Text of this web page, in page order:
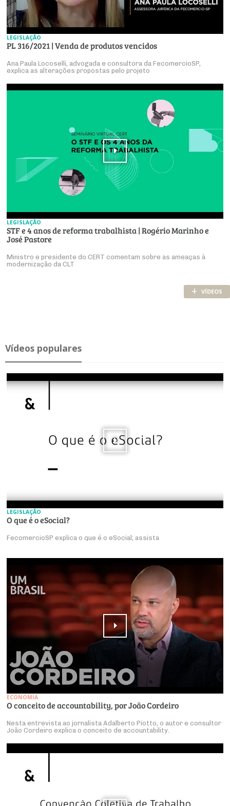
LEGISLAÇÃO
PL 316/2021 | Venda de produtos vencidos
Ana Paula Locoselli, advogada e consultora da FecomercioSP,
explica as alterações propostas pelo projeto
LEGISLAÇÃO
STF e 4 anos de reforma trabalhista | Rogério Marinho e
José Pastore
Ministro e presidente do CERT comentam sobre as ameaças à
modernização da CLT
+ VÍDEOS
Ví­deos po­pu­lares
LEGISLAÇÃO
O que é o eSocial?
FecomercioSP explica o que é o eSocial; assista
ECONOMIA
O conceito de accountability, por João Cordeiro
Nesta entrevista ao jornalista Adalberto Piotto, o autor e consultor
João Cordeiro explica o conceito de accountability.